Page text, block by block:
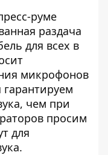
руме
раздача
для всех в
микрофонов
чем при
просим
для